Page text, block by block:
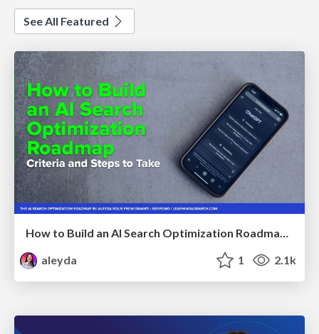
See All Featured
How to Build an AI Search Optimization Roadmap - Criteria and Steps to Take #SEOIRL
aleyda
1 2.1k